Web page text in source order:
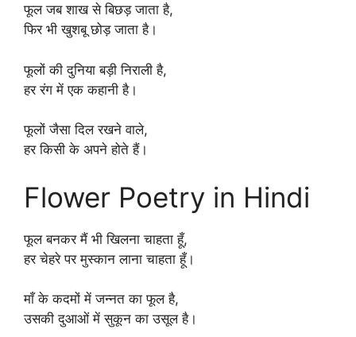
फूल जब शाख से बिछड़ जाता है,
फिर भी खुशबू छोड़ जाता है।
फूलों की दुनिया बड़ी निराली है,
हर रंग में एक कहानी है।
फूलों जैसा दिल रखने वाले,
हर किसी के अपने होते हैं।
Flower Poetry in Hindi
फूल बनकर मैं भी खिलना चाहता हूँ,
हर चेहरे पर मुस्कान लाना चाहता हूँ।
माँ के कदमों में जन्नत का फूल है,
उसकी दुआओं में सुकून का उसूल है।